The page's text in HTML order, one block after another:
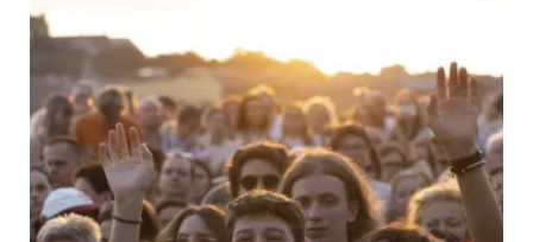
művészei